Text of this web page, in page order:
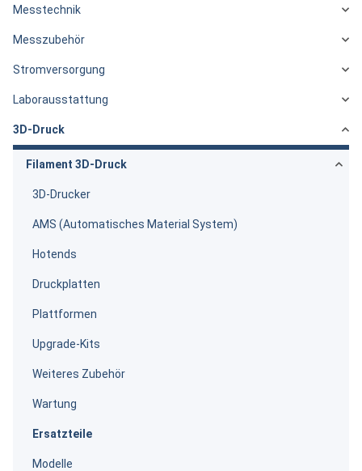
Messtechnik
Messzubehör
Stromversorgung
Laborausstattung
3D-Druck
Filament 3D-Druck
3D-Drucker
AMS (Automatisches Material System)
Hotends
Druckplatten
Plattformen
Upgrade-Kits
Weiteres Zubehör
Wartung
Ersatzteile
Modelle